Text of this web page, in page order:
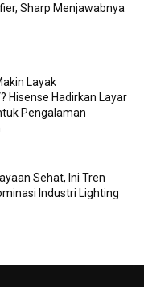
Sharp Menjawabnya
Layak
Hisense Hadirkan Layar
Pengalaman
Sehat, Ini Tren
Industri Lighting